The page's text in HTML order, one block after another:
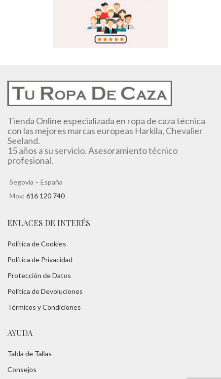
Tienda Online especializada en ropa de caza técnica
con las mejores marcas europeas Harkila, Chevalier
Seeland.
15 años a su servicio. Asesoramiento técnico
profesional.
Segovia – España
Mov: 616 120 740
ENLACES DE INTERÉS
Política de Cookies
Política de Privacidad
Protección de Datos
Política de Devoluciones
Térmicos y Condiciones
AYUDA
Tabla de Tallas
Consejos